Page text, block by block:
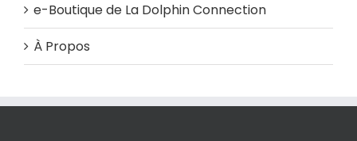
e-Boutique de La Dolphin Connection
À Propos